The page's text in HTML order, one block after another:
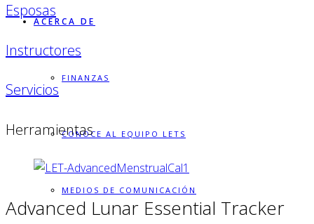
ACERCA DE
FINANZAS
CONOCE AL EQUIPO LETS
MEDIOS DE COMUNICACIÓN
Esposas
Instructores
Servicios
Herramientas
Advanced Lunar Essential Tracker